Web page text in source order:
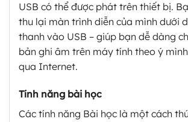
USB có thể được phát trên thiết bị.
thu lại màn trình diễn của mình dưới
thanh vào USB – giúp bạn dễ dàng
bản ghi âm trên máy tính theo ý
qua Internet.
Tính năng bài học
Các tính năng Bài học là một cách